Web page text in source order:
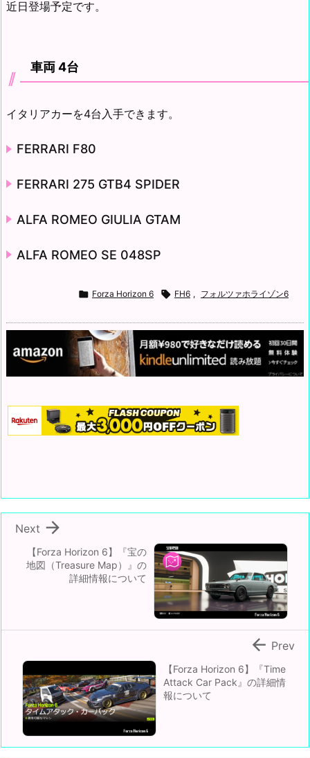
近日登場予定です。
車両 4台
イタリアカーを4台入手できます。
FERRARI F80
FERRARI 275 GTB4 SPIDER
ALFA ROMEO GIULIA GTAM
ALFA ROMEO SE 048SP
 Forza Horizon 6  FH6 , フォルツァホライゾン6
【Forza Horizon 6】『宝の
地図（Treasure Map）』の
詳細情報について

Next
【Forza Horizon 6】『Time
Attack Car Pack』の詳細情
報について
 Prev